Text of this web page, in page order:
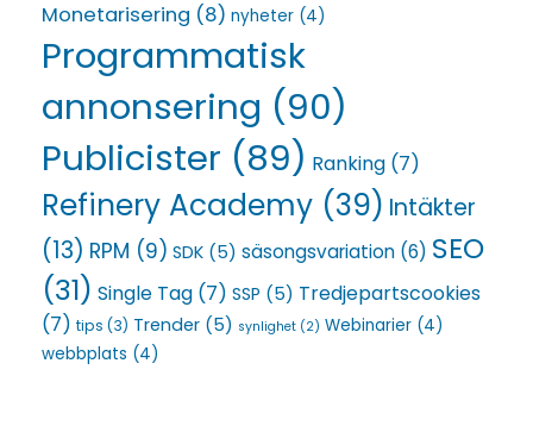
Monetarisering (8) nyheter (4)
Programmatisk
annonsering (90)
Publicister (89) Ranking (7)
Refinery Academy (39) Intäkter
(13) RPM (9) SDK (5) säsongsvariation (6) SEO
(31) Single Tag (7) SSP (5) Tredjepartscookies
(7) tips (3) Trender (5) synlighet (2) Webinarier (4)
webbplats (4)